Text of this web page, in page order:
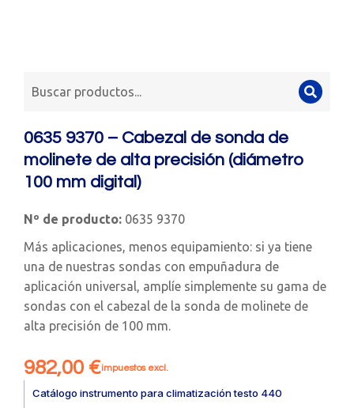
0635 9370 – Cabezal de sonda de
molinete de alta precisión (diámetro
100 mm digital)
Nº de producto: 0635 9370
Más aplicaciones, menos equipamiento: si ya tiene
una de nuestras sondas con empuñadura de
aplicación universal, amplíe simplemente su gama de
sondas con el cabezal de la sonda de molinete de
alta precisión de 100 mm.
982,00 €impuestos excl.
Catálogo instrumento para climatización testo 440